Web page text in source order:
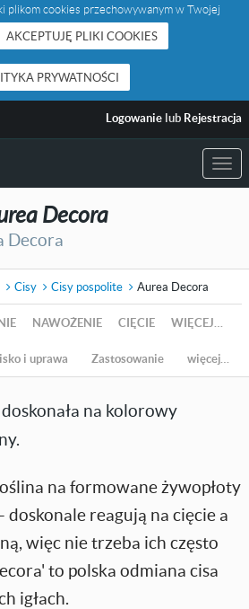
plikom cookies przechowywanym w Twojej
AKCEPTUJĘ PLIKI COOKIES
PRYWATNOŚCI
Logowanie lub Rejestracja
Decora
Decora
Cisy Cisy pospolite Aurea Decora
NAWOŻENIE CIĘCIE WIĘCEJ…
i uprawa Zastosowanie więcej…
na kolorowy
na formowane żywopłoty
reagują na cięcie a
więc nie trzeba ich często
to polska odmiana cisa
igłach.